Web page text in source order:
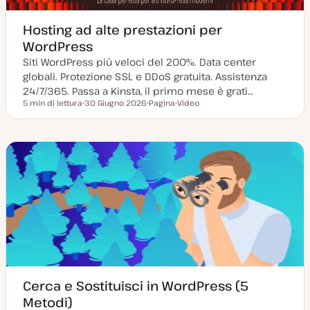
Hosting ad alte prestazioni per
WordPress
Siti WordPress più veloci del 200%. Data center
globali. Protezione SSL e DDoS gratuita. Assistenza
24/7/365. Passa a Kinsta, il primo mese è grati…
Tempo di lettura
5 min di lettura
a
a
g
i
o
n
a
t
a
30 Giugno 2026
o
t
t
y
Pagina
i
o
d
i
n
t
e
n
u
t
o
Video
Cerca e Sostituisci in WordPress (5
Metodi)